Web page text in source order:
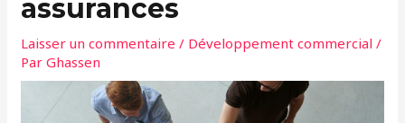
assurances
Laisser un commentaire / Développement commercial /
ParGhassen